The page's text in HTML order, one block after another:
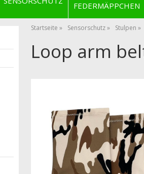
FEDERMÄPPCHEN
Startseite Sensorschutz Stulpen
Loop arm